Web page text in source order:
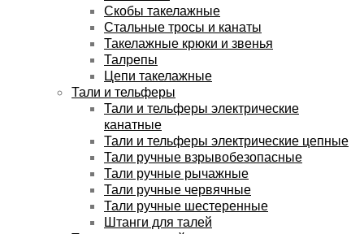
Скобы такелажные
Стальные тросы и канаты
Такелажные крюки и звенья
Талрепы
Цепи такелажные
Тали и тельферы
Тали и тельферы электрические
канатные
Тали и тельферы электрические цепные
Тали ручные взрывобезопасные
Тали ручные рычажные
Тали ручные червячные
Тали ручные шестеренные
Штанги для талей